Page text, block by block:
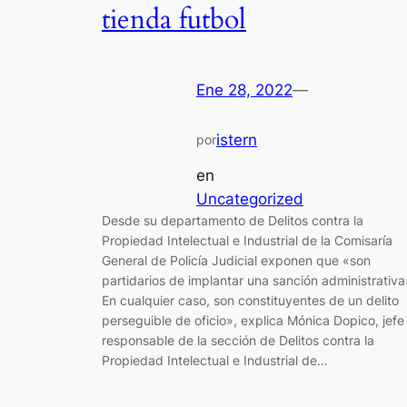
tienda futbol
Ene 28, 2022—
poristern
en
Uncategorized
Desde su departamento de Delitos contra la
Propiedad Intelectual e Industrial de la Comisaría
General de Policía Judicial exponen que «son
partidarios de implantar una sanción
En cualquier caso, son constituyentes de un delito
perseguible de oficio», explica Mónica Dopico, jefe
responsable de la sección de Delitos contra la
Propiedad Intelectual e Industrial de…